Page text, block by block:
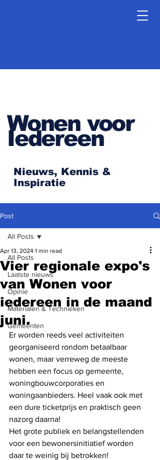
Wonen voor
Iedereen
Nieuws, Kennis &
Inspiratie
Post
All Posts
Laatste nieuws
Opinie
Materialen & Technieken
Gemeenten
All Posts
Vier regionale expo's
van Wonen voor
iedereen in de maand
juni.
Apr 13, 2024 1 min read
Er worden reeds veel activiteiten
georganiseerd rondom betaalbaar
wonen, maar verreweg de meeste
hebben een focus op gemeente,
woningbouwcorporaties en
woningaanbieders. Heel vaak ook met
een dure ticketprijs en praktisch geen
nazorg daarna!
Het grote publiek en belangstellenden
voor een bewonersinitiatief worden
daar te weinig bij betrokken!